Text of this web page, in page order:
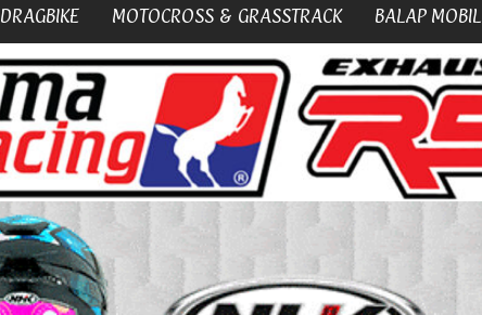
DRAGBIKE MOTOCROSS & GRASSTRACK BALAP MOBIL